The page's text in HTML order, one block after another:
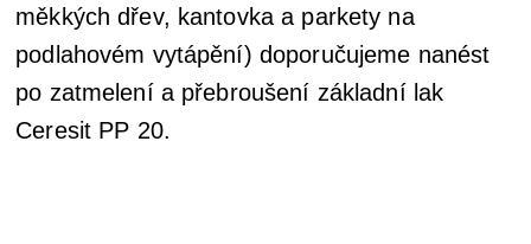
měkkých dřev, kantovka a parkety na
podlahovém vytápění) doporučujeme nanést
po zatmelení a přebroušení základní lak
Ceresit PP 20.